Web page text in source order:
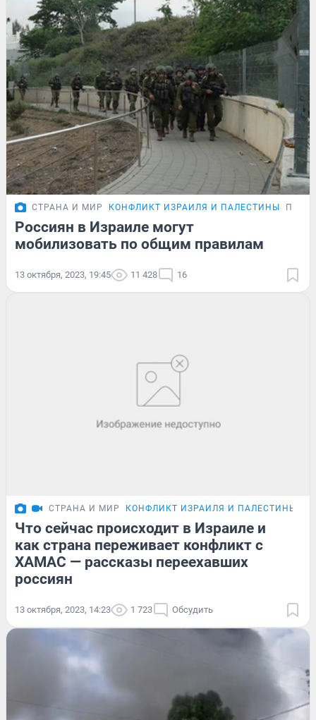
СТРАНА И МИР КОНФЛИКТ ИЗРАИЛЯ И ПАЛЕСТИНЫ
Россиян в Израиле могут
мобилизовать по общим правилам
13 октября, 2023, 19:45 11 428 16
СТРАНА И МИР КОНФЛИКТ ИЗРАИЛЯ И ПАЛЕСТИНЫ
Что сейчас происходит в Израиле и
как страна переживает конфликт с
ХАМАС — рассказы переехавших
россиян
13 октября, 2023, 14:23 1 723 Обсудить